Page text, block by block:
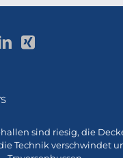
sind riesig, die
Technik verschwindet